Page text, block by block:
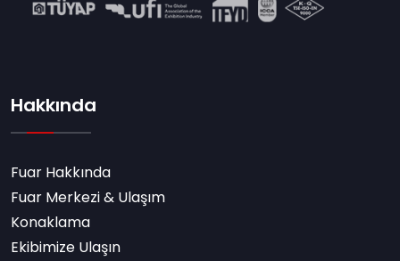
Hakkında
Fuar Hakkında
Fuar Merkezi & Ulaşım
Konaklama
Ekibimize Ulaşın